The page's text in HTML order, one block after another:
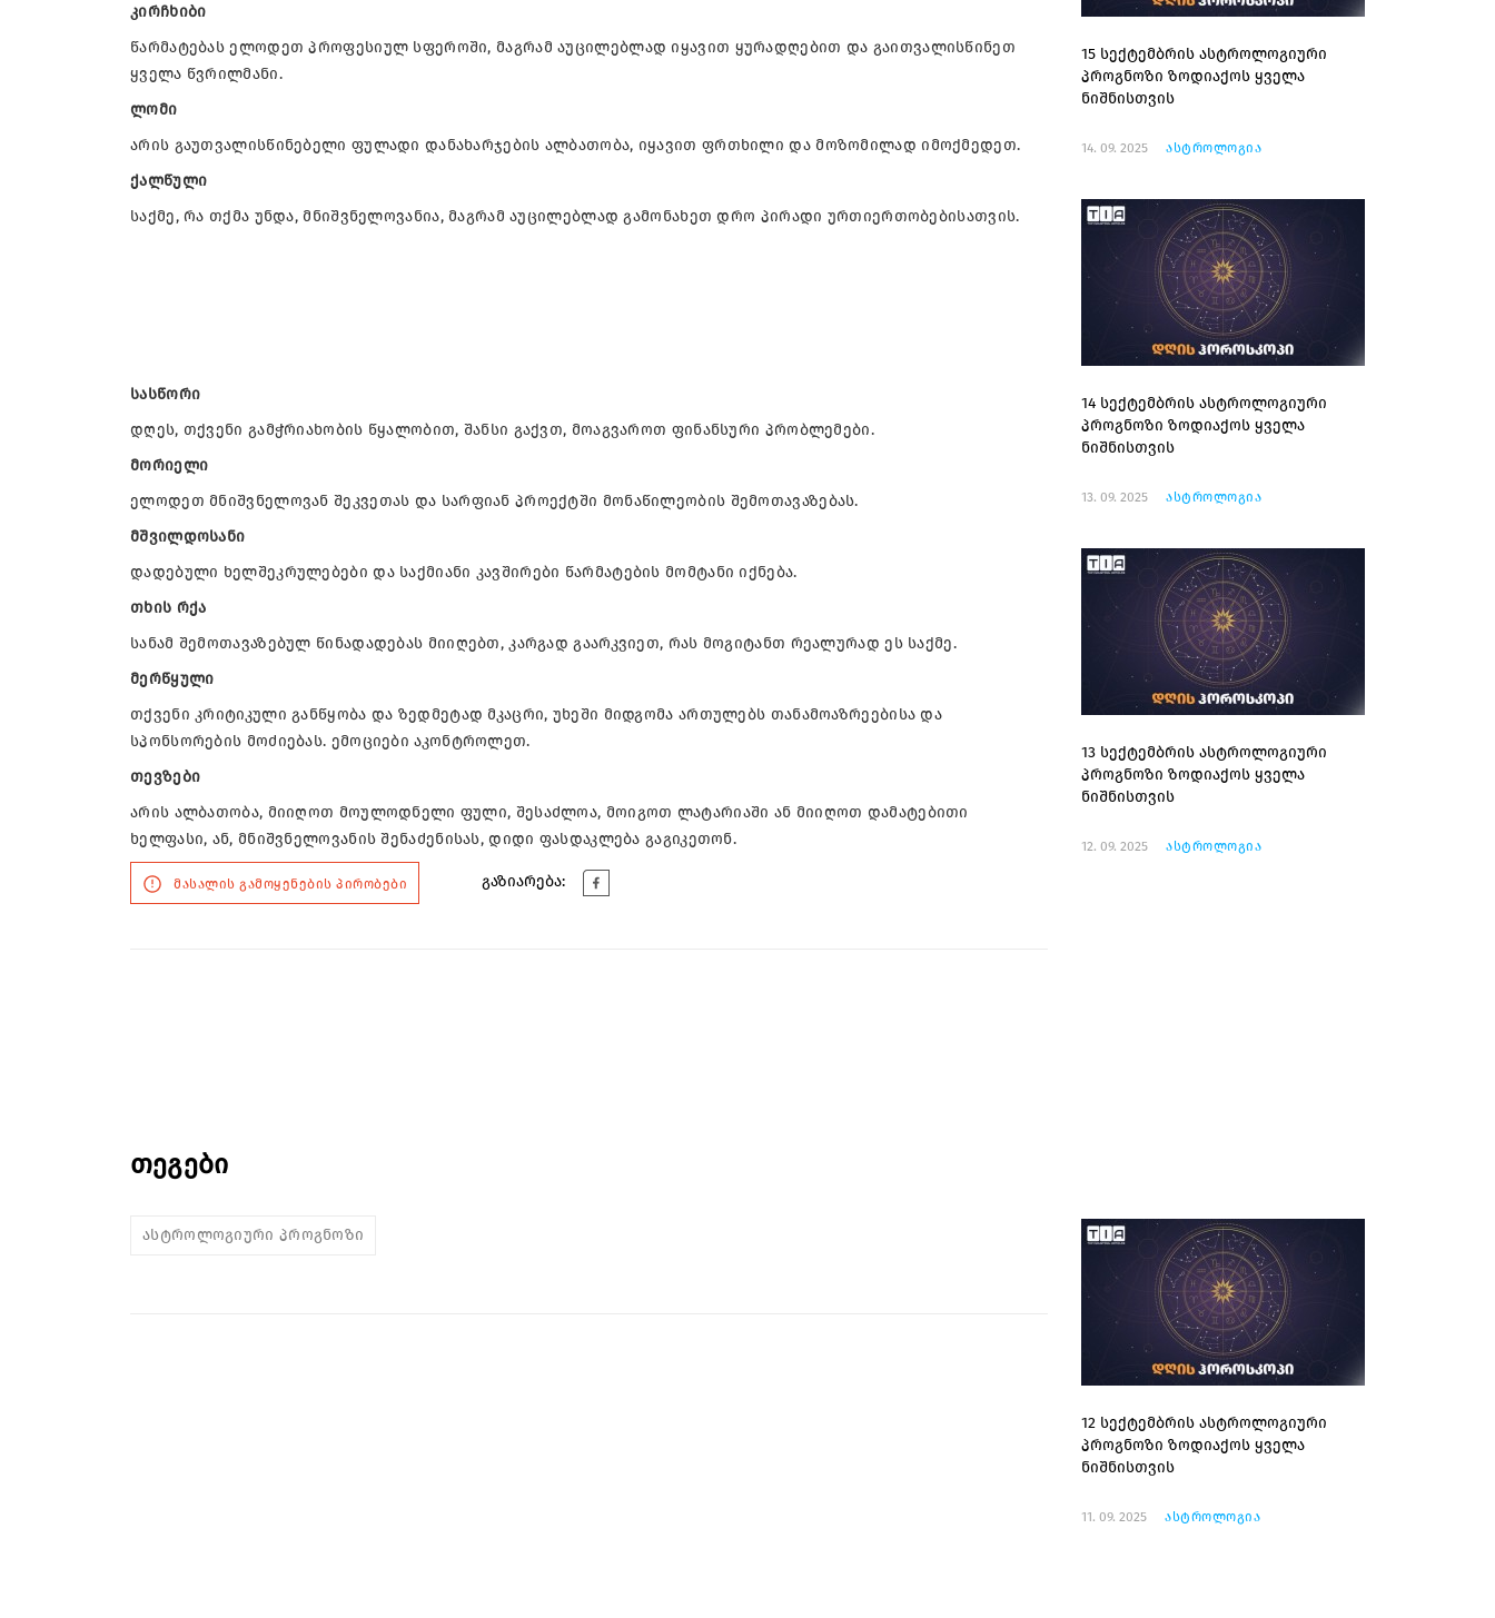
კირჩხიბი
წარმატებას ელოდეთ პროფესიულ სფეროში, მაგრამ აუცილებლად იყავით ყურადღებით და გაითვალისწინეთ
ყველა წვრილმანი.
ლომი
არის გაუთვალისწინებელი ფულადი დანახარჯების ალბათობა, იყავით ფრთხილი და მოზომილად იმოქმედეთ.
ქალწული
საქმე, რა თქმა უნდა, მნიშვნელოვანია, მაგრამ აუცილებლად გამონახეთ დრო პირადი ურთიერთობებისათვის.
სასწორი
დღეს, თქვენი გამჭრიახობის წყალობით, შანსი გაქვთ, მოაგვაროთ ფინანსური პრობლემები.
მორიელი
ელოდეთ მნიშვნელოვან შეკვეთას და სარფიან პროექტში მონაწილეობის შემოთავაზებას.
მშვილდოსანი
დადებული ხელშეკრულებები და საქმიანი კავშირები წარმატების მომტანი იქნება.
თხის რქა
სანამ შემოთავაზებულ წინადადებას მიიღებთ, კარგად გაარკვიეთ, რას მოგიტანთ რეალურად ეს საქმე.
მერწყული
თქვენი კრიტიკული განწყობა და ზედმეტად მკაცრი, უხეში მიდგომა ართულებს თანამოაზრეებისა და
სპონსორების მოძიებას. ემოციები აკონტროლეთ.
თევზები
არის ალბათობა, მიიღოთ მოულოდნელი ფული, შესაძლოა, მოიგოთ ლატარიაში ან მიიღოთ დამატებითი
ხელფასი, ან, მნიშვნელოვანის შენაძენისას, დიდი ფასდაკლება გაგიკეთონ.
მასალის გამოყენების პირობები გაზიარება:
თეგები
ასტროლოგიური პროგნოზი
15 სექტემბრის ასტროლოგიური
პროგნოზი ზოდიაქოს ყველა
ნიშნისთვის
14. 09. 2025 ასტროლოგია
14 სექტემბრის ასტროლოგიური
პროგნოზი ზოდიაქოს ყველა
ნიშნისთვის
13. 09. 2025 ასტროლოგია
13 სექტემბრის ასტროლოგიური
პროგნოზი ზოდიაქოს ყველა
ნიშნისთვის
12. 09. 2025 ასტროლოგია
12 სექტემბრის ასტროლოგიური
პროგნოზი ზოდიაქოს ყველა
ნიშნისთვის
11. 09. 2025 ასტროლოგია